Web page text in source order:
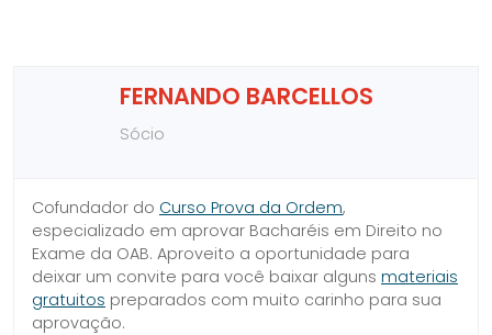
FERNANDO BARCELLOS
Sócio
Cofundador do Curso Prova da Ordem,
especializado em aprovar Bacharéis em Direito no
Exame da OAB. Aproveito a oportunidade para
deixar um convite para você baixar alguns materiais
gratuitos preparados com muito carinho para sua
aprovação.